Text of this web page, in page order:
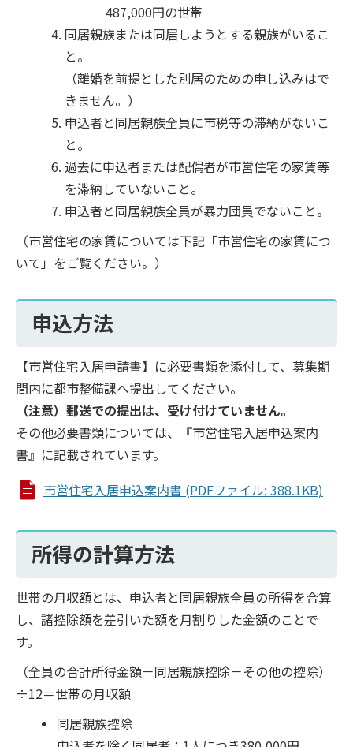
487,000円の世帯
同居親族または同居しようとする親族がいるこ
と。
（離婚を前提とした別居のための申し込みはで
きません。）
申込者と同居親族全員に市税等の滞納がないこ
と。
過去に申込者または配偶者が市営住宅の家賃等
を滞納していないこと。
申込者と同居親族全員が暴力団員でないこと。
（市営住宅の家賃については下記「市営住宅の家賃につ
いて」をご覧ください。）
申込方法
【市営住宅入居申請書】に必要書類を添付して、募集期
間内に都市整備課へ提出してください。
（注意）郵送での提出は、受け付けていません。
その他必要書類については、『市営住宅入居申込案内
書』に記載されています。
市営住宅入居申込案内書 (PDFファイル: 388.1KB)
所得の計算方法
世帯の月収額とは、申込者と同居親族全員の所得を合算
し、諸控除額を差引いた額を月割りした金額のことで
す。
（全員の合計所得金額－同居親族控除－その他の控除）
÷12＝世帯の月収額
同居親族控除